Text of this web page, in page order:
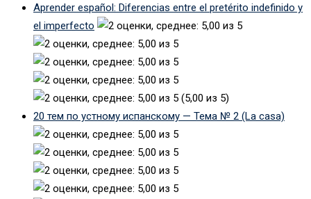
Aprender español: Diferencias entre el pretérito indefinido y
el imperfecto
(5,00 из 5)
20 тем по устному испанскому — Тема № 2 (La casa)